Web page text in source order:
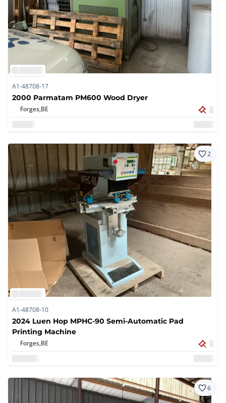
A1-48708-17
2000 Parmatam PM600 Wood Dryer
Forges,BE
2
A1-48708-10
2024 Luen Hop MPHC-90 Semi-Automatic Pad
Printing Machine
Forges,BE
6